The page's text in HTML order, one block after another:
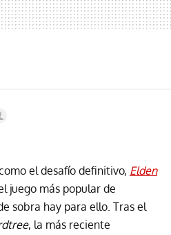
el desafío definitivo, Elden
juego más popular de
sobra hay para ello. Tras el
, la más reciente